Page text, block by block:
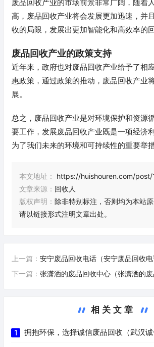
废品回收产业的市场前景非常广阔，随着
高，废品回收产业将会发展更加迅速，并
收的局限，发展出更加智能化和高效率的回
废品回收产业的政策支持
近年来，政府也对废品回收产业给予了相
惠政策，通过政策的推动，废品回收产业
展。
总之，废品回收产业是对环境保护和资源
要工作，发展废品回收产业既是一项经济
为了我们未来的环境和可持续性的重要举措
本文地址：
https://huishouren.com/
文章来源： 回收人
版权声明： 除非特别标注，否则均为本站
请以链接形式注明文章出处。
上一篇： 安宁废品回收电话（安宁废品回收电
下一篇： 张潇洒的废品回收中心（张潇洒的废
相关文章
1 拥抱环保，选择诚信废品回收（武汉诚